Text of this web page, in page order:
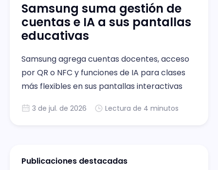
Samsung suma gestión de
cuentas e IA a sus pantallas
educativas
Samsung agrega cuentas docentes, acceso
por QR o NFC y funciones de IA para clases
más flexibles en sus pantallas interactivas
3 de jul. de 2026 Lectura de 4 minutos
Publicaciones destacadas